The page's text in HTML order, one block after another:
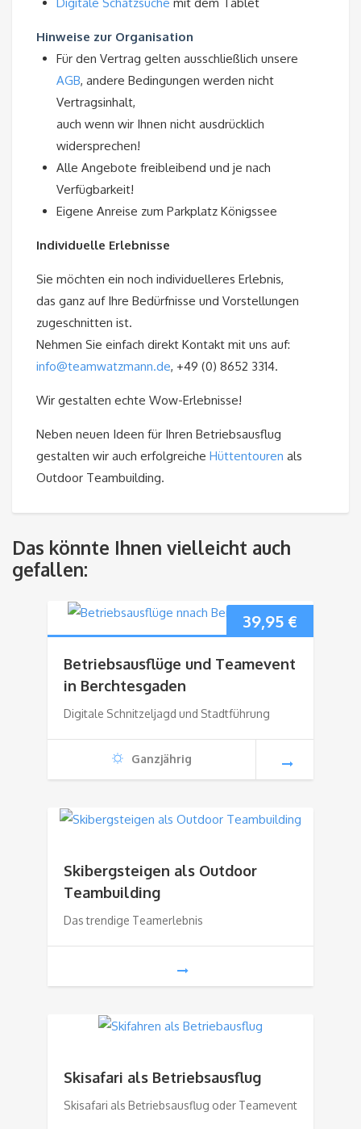
Hinweise zur Organisation
Für den Vertrag gelten ausschließlich unsere
AGB, andere Bedingungen werden nicht
Vertragsinhalt,
auch wenn wir Ihnen nicht ausdrücklich
widersprechen!
Alle Angebote freibleibend und je nach
Verfügbarkeit!
Eigene Anreise zum Parkplatz Königssee
Individuelle Erlebnisse
Sie möchten ein noch individuelleres Erlebnis,
das ganz auf Ihre Bedürfnisse und Vorstellungen
zugeschnitten ist.
Nehmen Sie einfach direkt Kontakt mit uns auf:
info@teamwatzmann.de, +49 (0) 8652 3314.
Wir gestalten echte Wow-Erlebnisse!
Neben neuen Ideen für Ihren Betriebsausflug
gestalten wir auch erfolgreiche Hüttentouren als
Outdoor Teambuilding.
Das könnte Ihnen vielleicht auch
gefallen:
39,95 €
Betriebsausflüge und Teamevent
in Berchtesgaden
Digitale Schnitzeljagd und Stadtführung
Ganzjährig
Skibergsteigen als Outdoor
Teambuilding
Das trendige Teamerlebnis
Skisafari als Betriebsausflug
Skisafari als Betriebsausflug oder Teamevent